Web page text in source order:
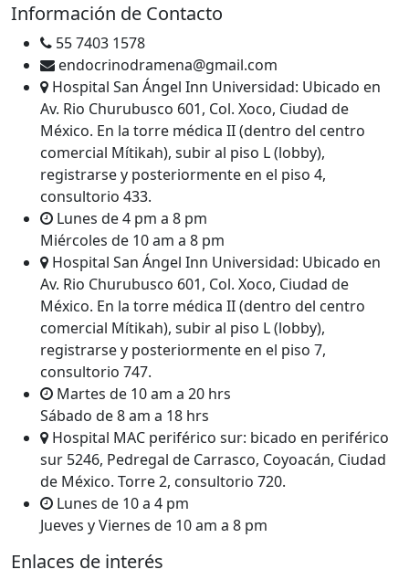
Información de Contacto
55 7403 1578
endocrinodramena@gmail.com
Hospital San Ángel Inn Universidad: Ubicado en
Av. Rio Churubusco 601, Col. Xoco, Ciudad de
México. En la torre médica II (dentro del centro
comercial Mítikah), subir al piso L (lobby),
registrarse y posteriormente en el piso 4,
consultorio 433.
Lunes de 4 pm a 8 pm
Miércoles de 10 am a 8 pm
Hospital San Ángel Inn Universidad: Ubicado en
Av. Rio Churubusco 601, Col. Xoco, Ciudad de
México. En la torre médica II (dentro del centro
comercial Mítikah), subir al piso L (lobby),
registrarse y posteriormente en el piso 7,
consultorio 747.
Martes de 10 am a 20 hrs
Sábado de 8 am a 18 hrs
Hospital MAC periférico sur: bicado en periférico
sur 5246, Pedregal de Carrasco, Coyoacán, Ciudad
de México. Torre 2, consultorio 720.
Lunes de 10 a 4 pm
Jueves y Viernes de 10 am a 8 pm
Enlaces de interés